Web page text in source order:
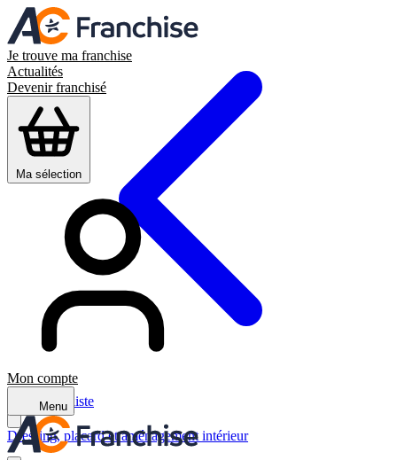
Je trouve ma franchise
Actualités
Devenir franchisé
Ma sélection
Mon compte
Menu
Retour à la liste
Dressing, placard et aménagement intérieur